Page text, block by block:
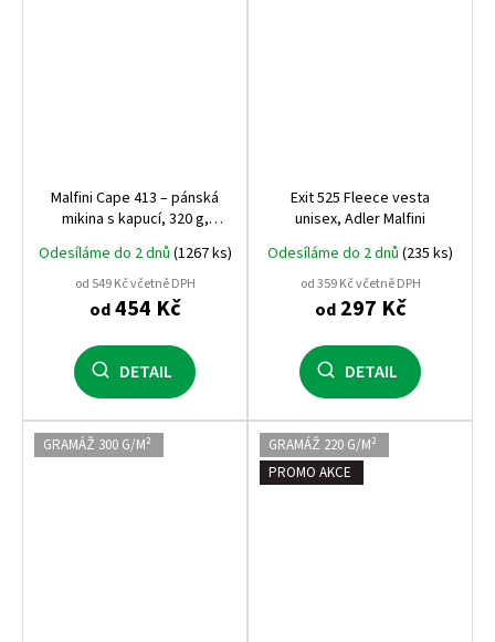
Malfini Cape 413 – pánská
mikina s kapucí, 320 g,
počesaná vnitřní strana,
nejprodávanější střih na trhu
Odesíláme do 2 dnů (1267 ks)
od 549 Kč včetně DPH
od454 Kč
DETAIL
Exit 525 Fleece vesta
unisex, Adler Malfini
Odesíláme do 2 dnů (235 ks)
od 359 Kč včetně DPH
od297 Kč
DETAIL
GRAMÁŽ 300 G/M²
GRAMÁŽ 220 G/M²
PROMO AKCE